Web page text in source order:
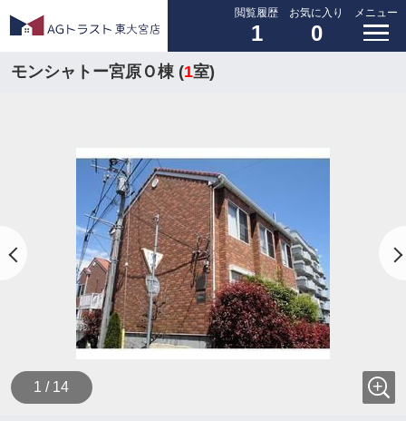
閲覧履歴
1
お気に入り
0
メニュー
モンシャトー宮原Ｏ棟 (1室)
1 / 14